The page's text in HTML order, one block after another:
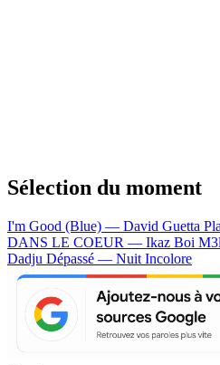
Sélection du moment
I'm Good (Blue) — David Guetta
DANS LE COEUR — Ikaz Boi
Dadju Dépassé — Nuit Incolore